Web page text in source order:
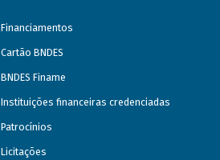
Financiamentos
Cartão BNDES
BNDES Finame
Instituições financeiras credenciadas
Patrocínios
Licitações